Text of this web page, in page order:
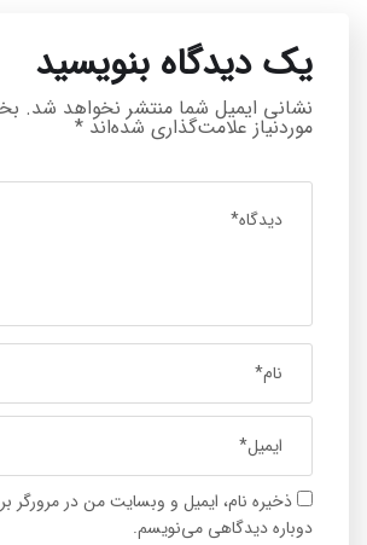
یک دیدگاه بنویسید
نشانی ایمیل شما منتشر نخواهد شد.
موردنیاز علامت‌گذاری شده‌اند *
ذخیره نام، ایمیل و وبسایت من در مرورگر
دوباره دیدگاهی می‌نویسم.